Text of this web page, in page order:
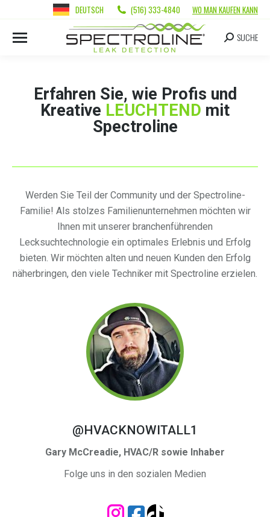
DEUTSCH (516) 333-4840 WO MAN KAUFEN KANN
SUCHE
Erfahren Sie, wie Profis und
Kreative LEUCHTEND mit
Spectroline
Werden Sie Teil der Community und der Spectroline-
Familie! Als stolzes Familienunternehmen möchten wir
Ihnen mit unserer branchenführenden
Lecksuchtechnologie ein optimales Erlebnis und Erfolg
bieten. Wir möchten alten und neuen Kunden den Erfolg
näherbringen, den viele Techniker mit Spectroline erzielen.
@HVACKNOWITALL1
Gary McCreadie, HVAC/R sowie Inhaber
Folge uns in den sozialen Medien